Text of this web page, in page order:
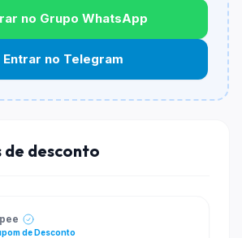
produto?
Depende de itens participantes
ou produtos especificos podem
no Grupo WhatsApp
Entrar no Telegram
de desconto
de Desconto